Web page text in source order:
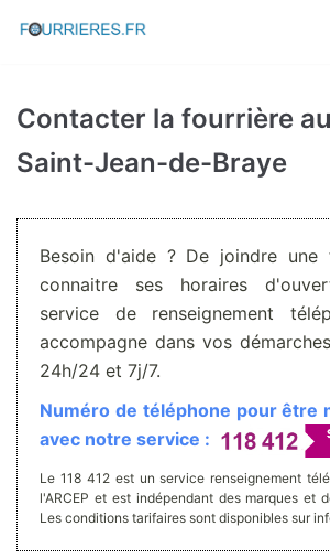
Aller
Contacter la fourrière
Saint-Jean-de-Braye
Besoin d'aide ? De joindre une
connaitre ses horaires
service de renseignement
accompagne dans vos
24h/24 et 7j/7.
Numéro de téléphone pour être
avec notre service :
Le 118 412 est un service renseignement
l'ARCEP et est indépendant des marques et
Les conditions tarifaires sont disponibles sur